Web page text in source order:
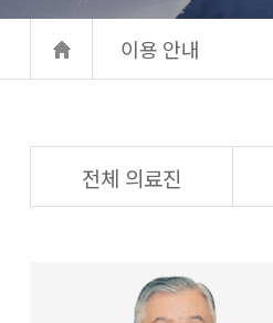
이용 안내
전체 의료진